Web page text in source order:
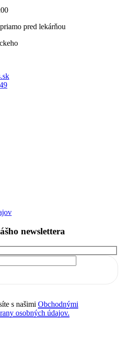
pred lekárňou
newslettera
s našimi Obchodnými
osobných údajov.